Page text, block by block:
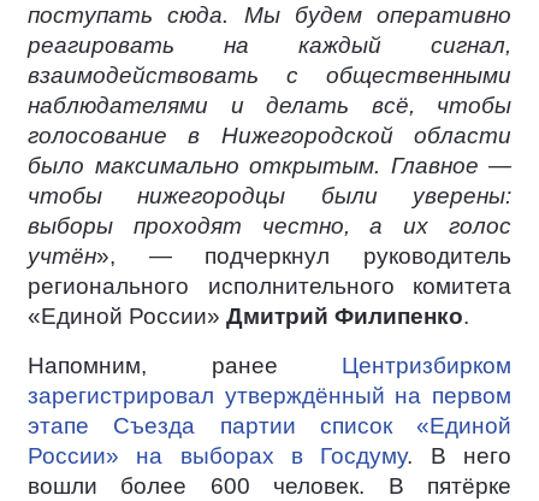
поступать сюда. Мы будем оперативно
реагировать на каждый сигнал,
взаимодействовать с общественными
наблюдателями и делать всё, чтобы
голосование в Нижегородской области
было максимально открытым. Главное —
чтобы нижегородцы были уверены:
выборы проходят честно, а их голос
учтён», — подчеркнул руководитель
регионального исполнительного комитета
«Единой России» Дмитрий Филипенко.
Напомним, ранее Центризбирком
зарегистрировал утверждённый на первом
этапе Съезда партии список «Единой
России» на выборах в Госдуму. В него
вошли более 600 человек. В пятёрке